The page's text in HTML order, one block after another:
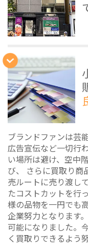
ブランドファンは芸
広告宣伝など一切行
い場所は避け、空中
び、 さらに買取り商
売ルートに売り渡し
たコストカットを行
様の品物を一円でも
企業努力となります
可能になりました。
く買取りできるよう